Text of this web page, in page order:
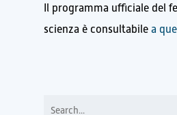
Il programma ufficiale del
scienza è consultabile a